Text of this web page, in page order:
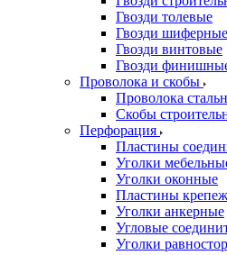
Гвозди толевые
Гвозди шиферные
Гвозди винтовые
Гвозди
Проволока и скобы
Проволока
Скобы
Перфорация
Пластины
Уголки
Уголки оконные
Пластины
Уголки анкерные
Угловые
Уголки